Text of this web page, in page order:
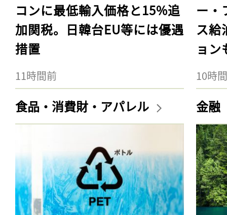
コンに最低輸入価格と15%追
加関税。日韓台EU等には優遇
措置
11時間前
ー・
ス給
ョン
10時
食品・消費財・アパレル 金融